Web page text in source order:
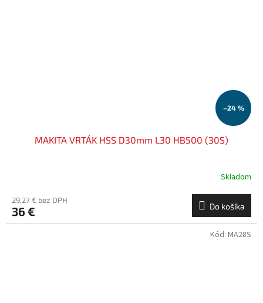
–24 %
MAKITA VRTÁK HSS D30mm L30 HB500 (30S)
Skladom
29,27 € bez DPH
36 € Do košíka
Kód: MA28S